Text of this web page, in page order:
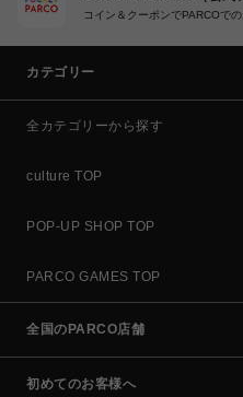
コイン＆クーポンでPARCOで
カテゴリー
全カテゴリーから探す
culture TOP
POP-UP SHOP TOP
PARCO GAMES TOP
全国のPARCO店舗
初めてのお客様へ